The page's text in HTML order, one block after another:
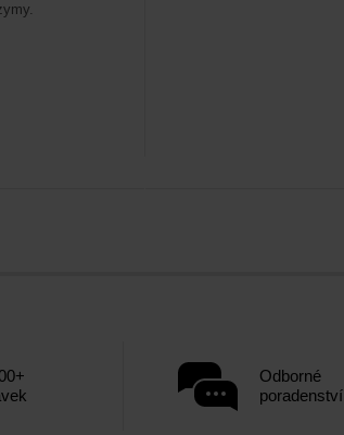
Odborné
poradenství